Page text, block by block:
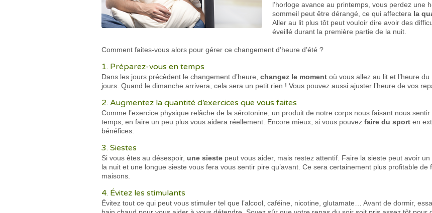
l’horloge avance au printemps, vous perdez une
sommeil peut être dérangé, ce qui affectera la
Aller au lit plus tôt peut vouloir dire avoir des
éveillé durant la première partie de la nuit.
Comment faites-vous alors pour gérer ce changement d’heure d’été ?
1. Préparez-vous en temps
Dans les jours précèdent le changement d’heure, changez le moment où vous allez au lit et l’heure
jours. Quand le dimanche arrivera, cela sera un petit rien ! Vous pouvez aussi ajuster l’heure de vos
2. Augmentez la quantité d’exercices que vous faites
Comme l’exercice physique relâche de la sérotonine, un produit de notre corps nous faisant nous
temps, en faire un peu plus vous aidera réellement. Encore mieux, si vous pouvez faire du sport en
bénéfices.
3. Siestes
Si vous êtes au désespoir, une sieste peut vous aider, mais restez attentif. Faire la sieste peut avoir
la nuit et une longue sieste vous fera vous sentir pire qu’avant. Ce sera certainement plus profitable
maisons.
4. Évitez les stimulants
Évitez tout ce qui peut vous stimuler tel que l’alcool, caféine, nicotine, glutamate… Avant de dormir,